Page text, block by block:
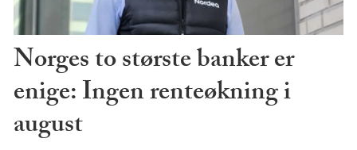
Norges to største banker er
enige: Ingen renteøkning i
august